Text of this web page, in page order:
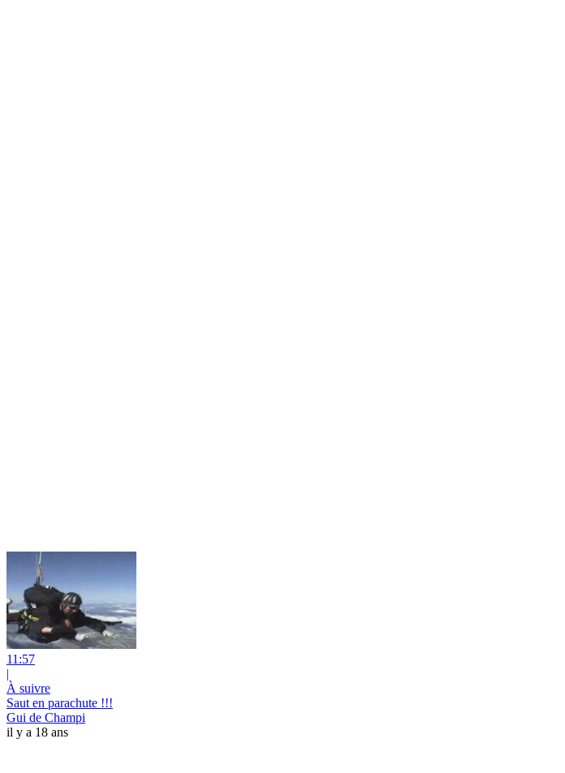
11:57
|
À suivre
Saut en parachute !!!
Gui de Champi
il y a 18 ans